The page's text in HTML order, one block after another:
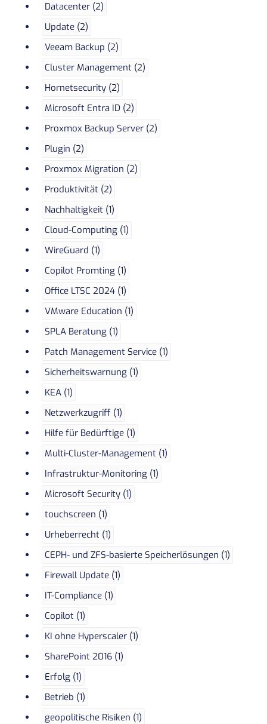
Datacenter (2)
Update (2)
Veeam Backup (2)
Cluster Management (2)
Hornetsecurity (2)
Microsoft Entra ID (2)
Proxmox Backup Server (2)
Plugin (2)
Proxmox Migration (2)
Produktivität (2)
Nachhaltigkeit (1)
Cloud-Computing (1)
WireGuard (1)
Copilot Promting (1)
Office LTSC 2024 (1)
VMware Education (1)
SPLA Beratung (1)
Patch Management Service (1)
Sicherheitswarnung (1)
KEA (1)
Netzwerkzugriff (1)
Hilfe für Bedürftige (1)
Multi-Cluster-Management (1)
Infrastruktur-Monitoring (1)
Microsoft Security (1)
touchscreen (1)
Urheberrecht (1)
CEPH- und ZFS-basierte Speicherlösungen (1)
Firewall Update (1)
IT-Compliance (1)
Copilot (1)
KI ohne Hyperscaler (1)
SharePoint 2016 (1)
Erfolg (1)
Betrieb (1)
geopolitische Risiken (1)